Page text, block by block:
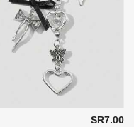
SR7.00